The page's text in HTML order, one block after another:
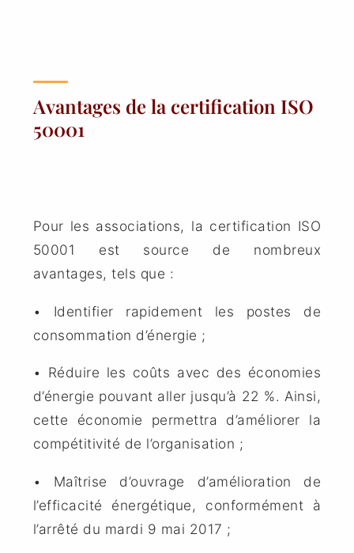
Avantages de la certification ISO
50001
Pour les associations, la certification ISO
50001 est source de nombreux
avantages, tels que :
• Identifier rapidement les postes de
consommation d’énergie ;
• Réduire les coûts avec des économies
d’énergie pouvant aller jusqu’à 22 %. Ainsi,
cette économie permettra d’améliorer la
compétitivité de l’organisation ;
• Maîtrise d’ouvrage d’amélioration de
l’efficacité énergétique, conformément à
l’arrêté du mardi 9 mai 2017 ;